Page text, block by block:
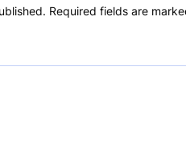
Required fields are